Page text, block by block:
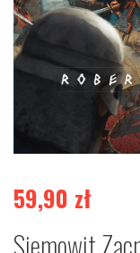
59,90 zł